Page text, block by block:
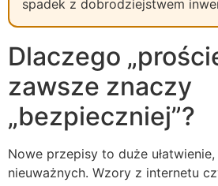
spadek z dobrodziejstwem
Dlaczego
zawsze znaczy
„bezpieczniej”?
Nowe przepisy to duże
nieuważnych. Wzory z internetu